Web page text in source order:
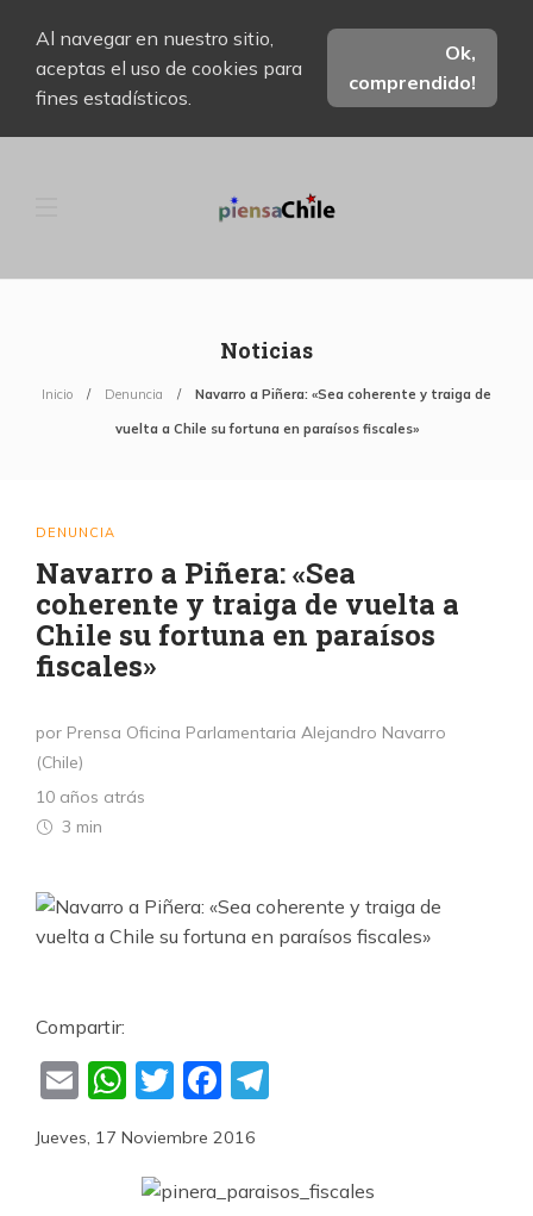
Al navegar en nuestro sitio,
aceptas el uso de cookies para
fines estadísticos.
Ok,
comprendido!
Noticias
Inicio Denuncia Navarro a Piñera: «Sea coherente y traiga de
vuelta a Chile su fortuna en paraísos fiscales»
DENUNCIA
Navarro a Piñera: «Sea
coherente y traiga de vuelta a
Chile su fortuna en paraísos
fiscales»
por Prensa Oficina Parlamentaria Alejandro Navarro
(Chile)
10 años atrás
3 min
Compartir:
EmailWhatsApp
TwitterFacebook
Jueves, 17 Noviembre 2016